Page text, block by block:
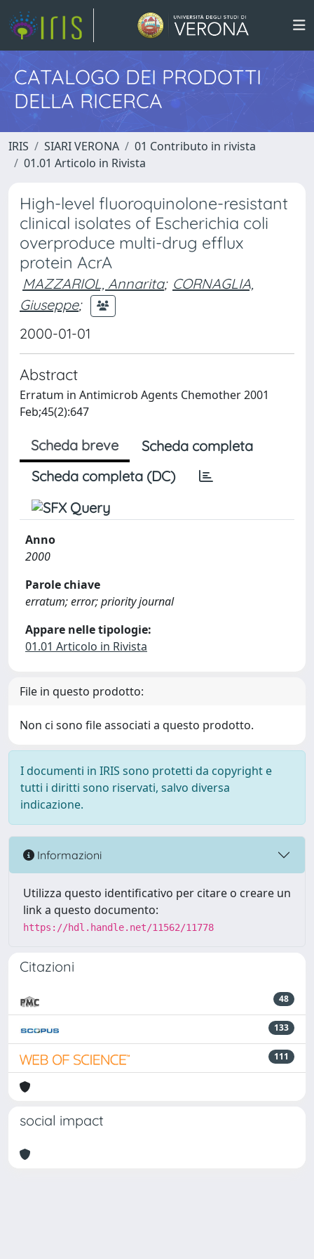
CATALOGO DEI PRODOTTI
DELLA RICERCA
IRIS SIARI VERONA
01 Contributo in rivista
01.01 Articolo in Rivista
High-level fluoroquinolone-resistant
clinical isolates of Escherichia coli
overproduce multi-drug efflux
protein AcrA
MAZZARIOL, Annarita; CORNAGLIA,
Giuseppe;
2000-01-01
Abstract
Erratum in Antimicrob Agents Chemother 2001
Feb;45(2):647
Scheda breve
Scheda completa
Scheda completa (DC)
Anno
2000
Parole chiave
erratum; error; priority journal
Appare nelle tipologie:
01.01 Articolo in Rivista
File in questo prodotto:
Non ci sono file associati a questo prodotto.
I documenti in IRIS sono protetti da copyright e
tutti i diritti sono riservati, salvo diversa
indicazione.
Informazioni
Utilizza questo identificativo per citare o creare un
link a questo documento:
https://hdl.handle.net/11562/11778
Citazioni
48
133
111
social impact